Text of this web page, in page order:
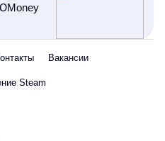
Вакансии
Steam